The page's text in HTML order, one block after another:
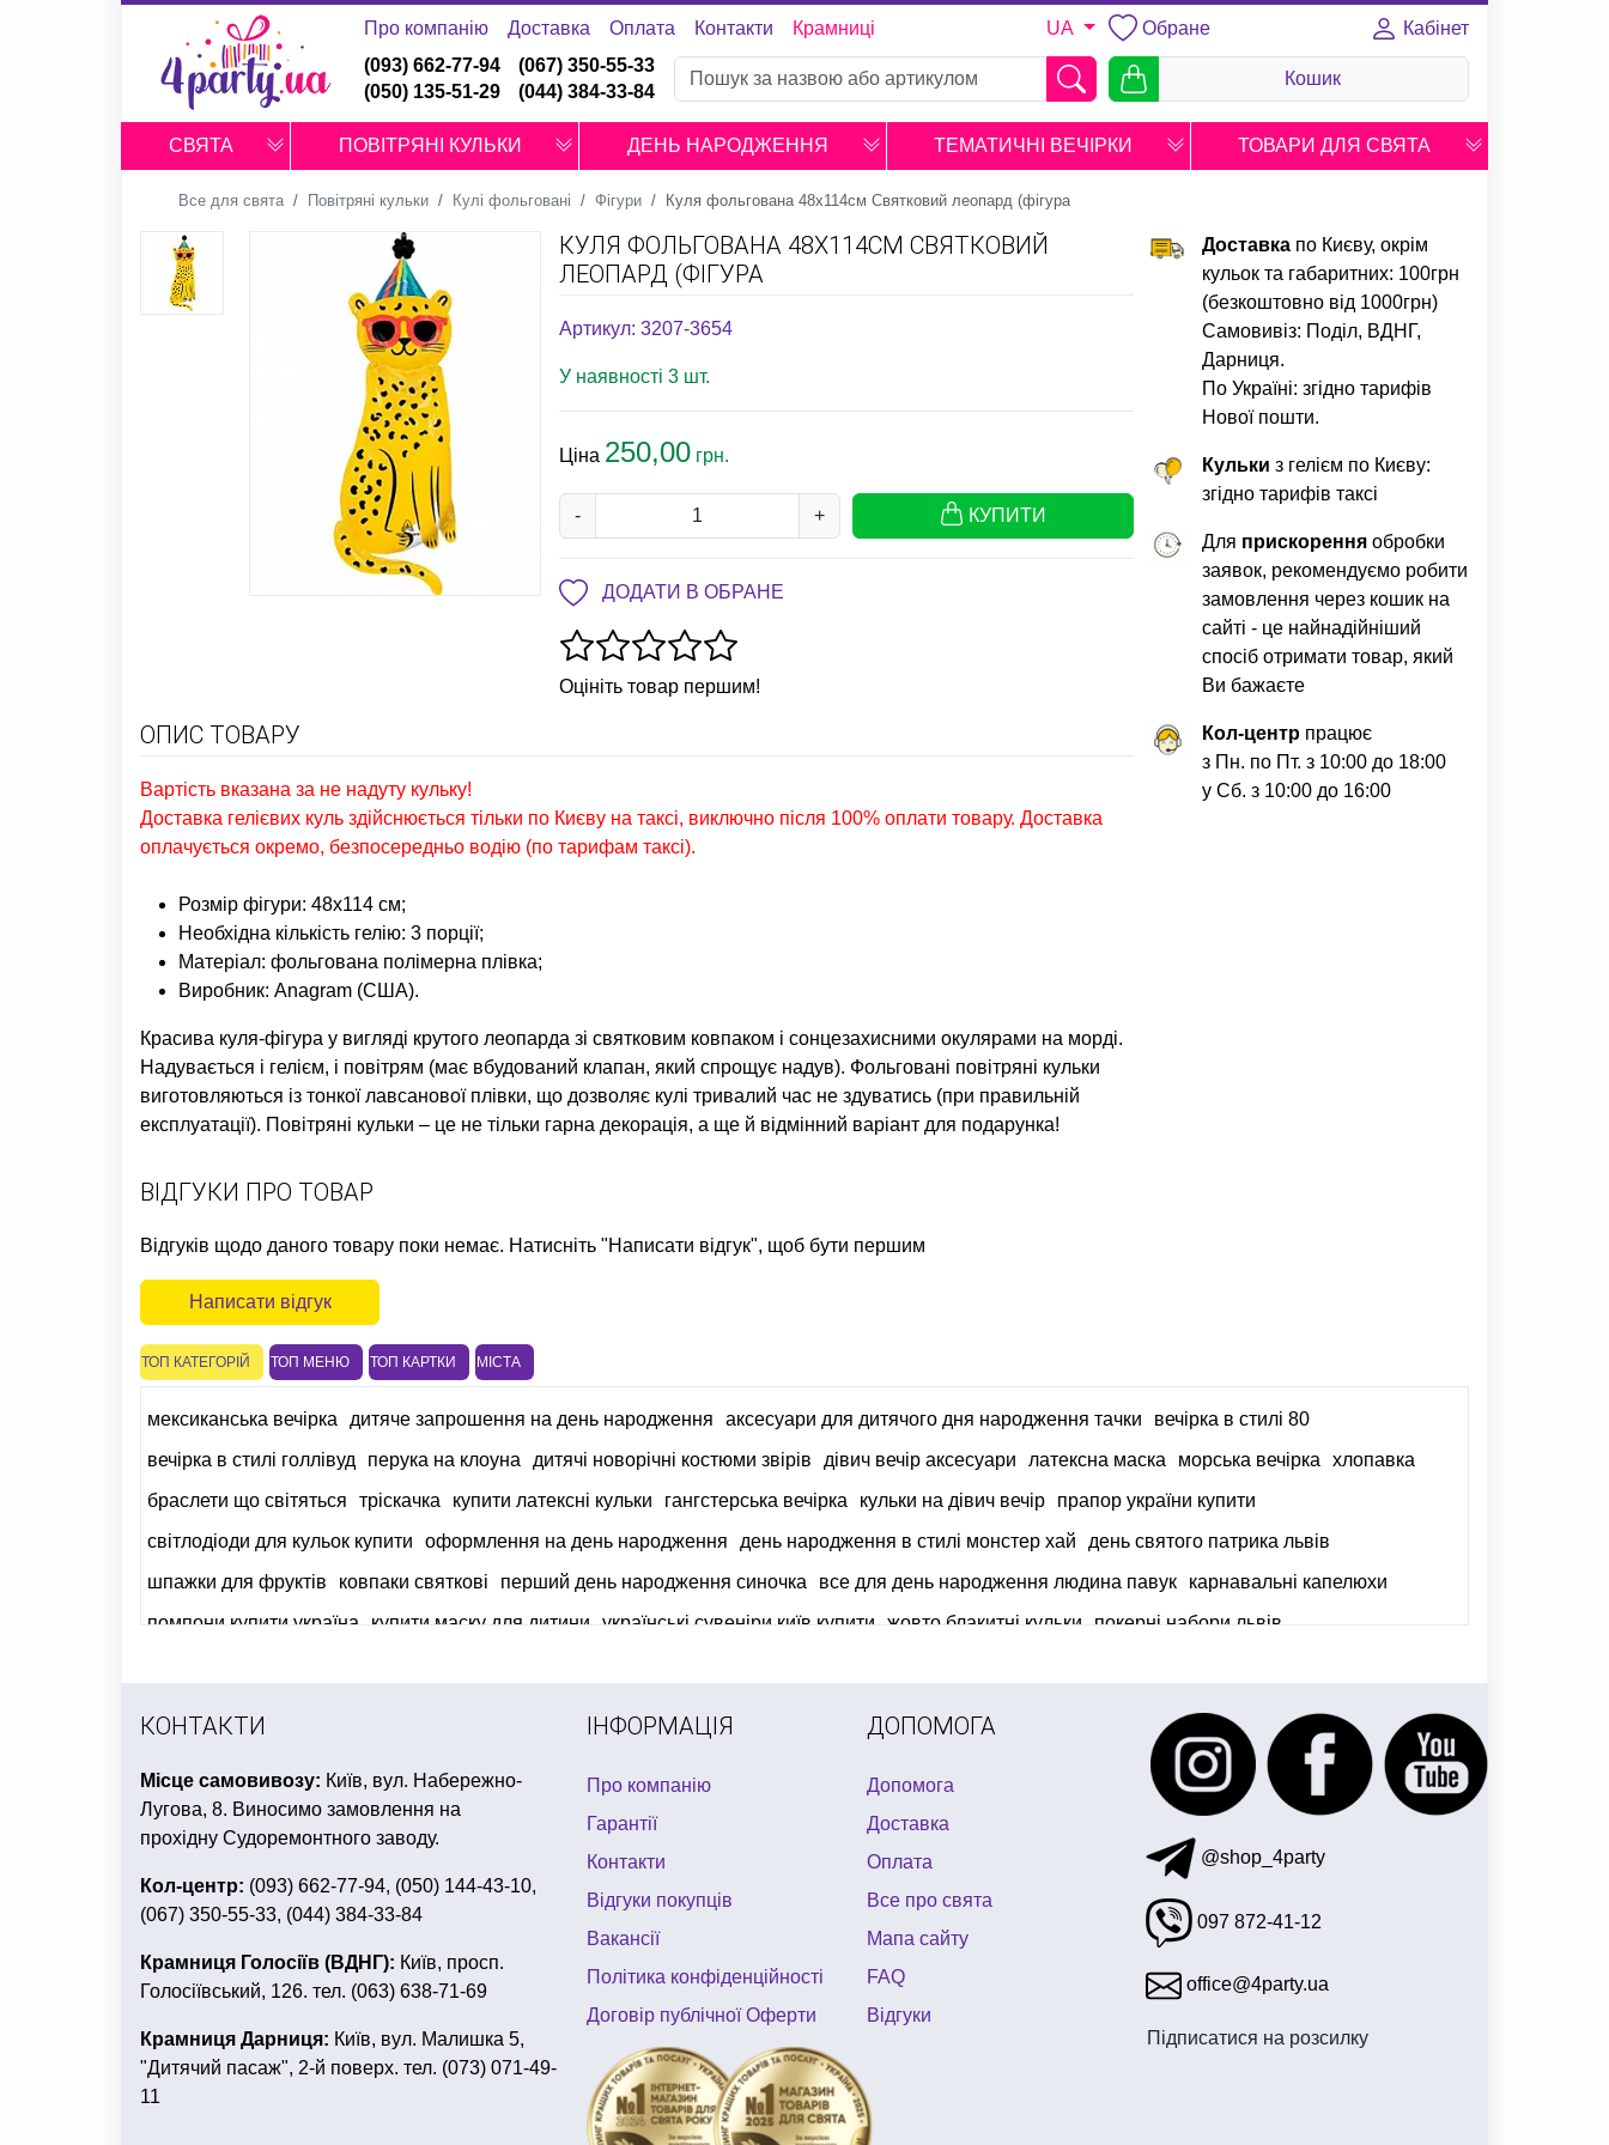
Про компанію Доставка Оплата Контакти Крамниці UA Обране
Кабінет
(093) 662-77-94
(050) 135-51-29
(067) 350-55-33
(044) 384-33-84
Кошик
СВЯТА ПОВІТРЯНІ КУЛЬКИ ДЕНЬ НАРОДЖЕННЯ ТЕМАТИЧНІ ВЕЧІРКИ ТОВАРИ ДЛЯ СВЯТА
Все для свята Повітряні кульки Кулі фольговані Фігури Куля фольгована 48х114см Святковий леопард (фігура
КУЛЯ ФОЛЬГОВАНА 48Х114СМ СВЯТКОВИЙ
ЛЕОПАРД (ФІГУРА
Артикул: 3207-3654
У наявності 3 шт.
Ціна 250,00 грн.
- + КУПИТИ
ДОДАТИ В ОБРАНЕ
Оцініть товар першим!
ОПИС ТОВАРУ
Вартість вказана за не надуту кульку!
Доставка гелієвих куль здійснюється тільки по Києву на таксі, виключно після 100% оплати товару. Доставка
оплачується окремо, безпосередньо водію (по тарифам таксі).
Розмір фігури: 48х114 см;
Необхідна кількість гелію: 3 порції;
Матеріал: фольгована полімерна плівка;
Виробник: Anagram (США).
Красива куля-фігура у вигляді крутого леопарда зі святковим ковпаком і сонцезахисними окулярами на морді.
Надувається і гелієм, і повітрям (має вбудований клапан, який спрощує надув). Фольговані повітряні кульки
виготовляються із тонкої лавсанової плівки, що дозволяє кулі тривалий час не здуватись (при правильній
експлуатації). Повітряні кульки – це не тільки гарна декорація, а ще й відмінний варіант для подарунка!
Доставкапо Києву, окрім
кульок та габаритних: 100грн
(безкоштовно від 1000грн)
Самовивіз: Поділ, ВДНГ,
Дарниця.
По Україні: згідно тарифів
Нової пошти.
Кульки з гелієм по Києву:
згідно тарифів таксі
Для прискоренняобробки
заявок, рекомендуємо робити
замовлення через кошик на
сайті - це найнадійніший
спосіб отримати товар, який
Ви бажаєте
Кол-центрпрацює
з Пн. по Пт. з 10:00 до 18:00
у Сб. з 10:00 до 16:00
ВІДГУКИ ПРО ТОВАР
Відгуків щодо даного товару поки немає. Натисніть "Написати відгук", щоб бути першим
Написати відгук
ТОП КАТЕГОРІЙ ТОП МЕНЮ ТОП КАРТКИ МІСТА
мексиканська вечірка дитяче запрошення на день народження аксесуари для дитячого дня народження тачки
вечірка в стилі 80
вечірка в стилі голлівуд
перука на клоуна дитячі новорічні костюми звірів дівич вечір аксесуари латексна маска морська вечірка
хлопавка
браслети що світяться
тріскачка купити латексні кульки гангстерська вечірка кульки на дівич вечір
прапор україни купити
світлодіоди для кульок купити
оформлення на день народження день народження в стилі монстер хай
день святого патрика львів
шпажки для фруктів
ковпаки святкові перший день народження синочка все для день народження людина павук
карнавальні капелюхи
помпони купити україна купити маску для дитини українські сувеніри київ купити жовто блакитні кульки покерні набори львів
КОНТАКТИ
Місце самовивозу: Київ, вул. Набережно-
Лугова, 8. Виносимо замовлення на
прохідну Судоремонтного заводу.
Кол-центр: (093) 662-77-94, (050) 144-43-10,
(067) 350-55-33, (044) 384-33-84
Крамниця Голосіїв (ВДНГ): Київ, просп.
Голосіївський, 126. тел. (063) 638-71-69
Крамниця Дарниця: Київ, вул. Малишка 5,
"Дитячий пасаж", 2-й поверх. тел. (073) 071-49-
11
ІНФОРМАЦІЯ
Про компанію
Гарантії
Контакти
Відгуки покупців
Вакансії
Політика конфіденційності
Договір публічної Оферти
ДОПОМОГА
Допомога
Доставка
Оплата
Все про свята
Мапа сайту
FAQ
Відгуки
@shop_4party
097 872-41-12
office@4party.ua
Підписатися на розсилку